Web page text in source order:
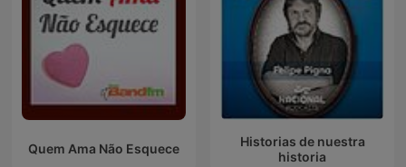
Quem Ama Não Esquece
Historias de nuestra
historia